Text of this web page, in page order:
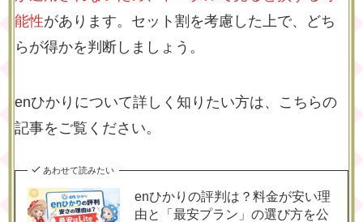
能性があります。セット割を考慮した上で、どち
らが得かを判断しましょう。
enひかりについて詳しく知りたい方は、こちらの
記事をご覧ください。
あわせて読みたい
enひかりの評判は？料金が安い理
由と「最安プラン」の選び方を公